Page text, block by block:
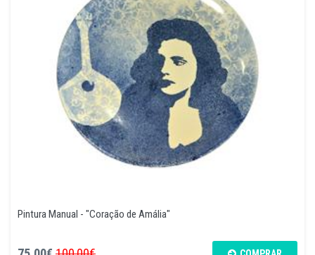
Pintura Manual - "Coração de Amália"